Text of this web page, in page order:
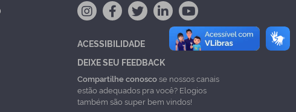
ACESSIBILIDADE
DEIXE SEU FEEDBACK
Compartilhe conoscose nossos canais
estão adequados pra você? Elogios
também são super bem vindos!